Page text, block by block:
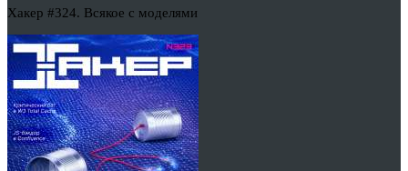
Хакер #324. Всякое с моделями